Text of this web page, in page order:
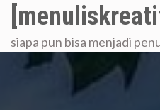
Skip
content
siapa pun bisa menjadi